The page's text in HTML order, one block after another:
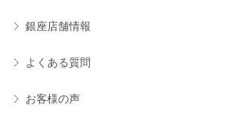
銀座店舗情報
よくある質問
お客様の声